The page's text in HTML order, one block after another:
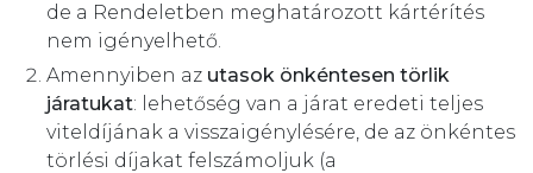
de a Rendeletben meghatározott kártérítés
nem igényelhető.
Amennyiben az utasok önkéntesen törlik
járatukat: lehetőség van a járat eredeti teljes
viteldíjának a visszaigénylésére, de az önkéntes
törlési díjakat felszámoljuk (a